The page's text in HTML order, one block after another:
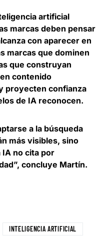
artificial
marcas deben pensar
con aparecer en
marcas que dominen
que construyan
contenido
proyecten confianza
de IA reconocen.
a la búsqueda
más visibles, sino
IA no cita por
”, concluye Martín.
INTELIGENCIA ARTIFICIAL